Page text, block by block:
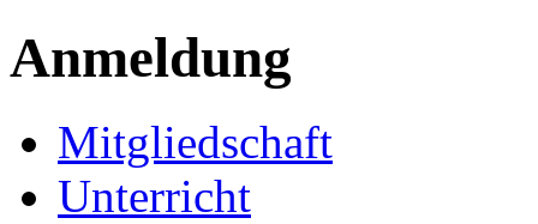
Anmeldung
Mitgliedschaft
Unterricht